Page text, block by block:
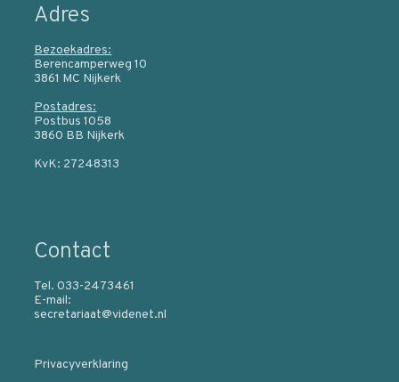
Adres
Bezoekadres:
Berencamperweg 10
3861 MC Nijkerk
Postadres:
Postbus 1058
3860 BB Nijkerk
KvK: 27248313
Contact
Tel. 033-2473461
E-mail:
secretariaat@videnet.nl
Privacyverklaring